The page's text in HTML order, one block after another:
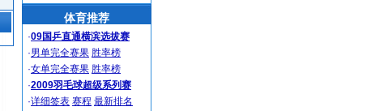
体育推荐
·09国乒直通横滨选拔赛
·男单完全赛果 胜率榜
·女单完全赛果 胜率榜
·2009羽毛球超级系列赛
·详细签表 赛程 最新排名